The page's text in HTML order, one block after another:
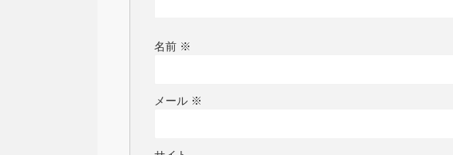
名前 ※
メール ※